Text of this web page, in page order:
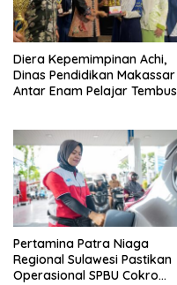
Diera Kepemimpinan Achi,
Dinas Pendidikan Makassar
Antar Enam Pelajar Tembus
Pertamina Patra Niaga
Regional Sulawesi Pastikan
Operasional SPBU Cokro